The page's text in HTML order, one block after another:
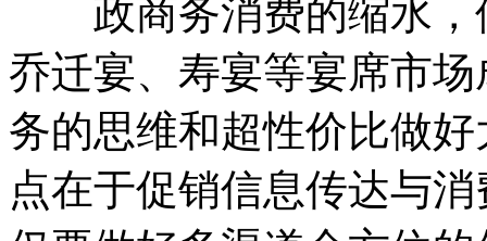
政商务消费的缩水，
乔迁宴、寿宴等宴席市
务的思维和超性价比做
点在于促销信息传达与